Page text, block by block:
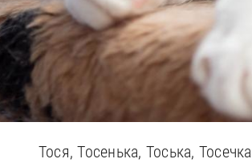
Тося, Тосенька, Тоська, Тосечка